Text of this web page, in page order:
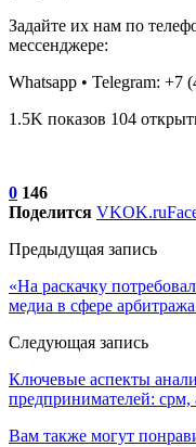
Задайте их нам по
мессенджере:
Whatsapp • Telegram: +7
1.5K показов 104
0 146
Поделится VKOK.ru
Предыдущая запись
«На раскачку
медиа в сфере
Следующая запись
Ключевые аспекты
предпринимателей: срм,
Вам также могут